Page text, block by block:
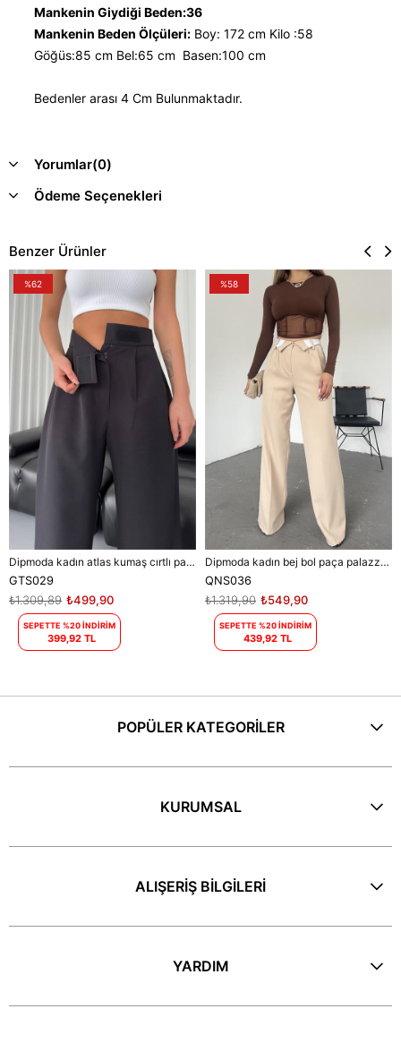
Mankenin Giydiği Beden:36
Mankenin Beden Ölçüleri: Boy: 172 cm Kilo :58
Göğüs:85 cm Bel:65 cm Basen:100 cm
Bedenler arası 4 Cm Bulunmaktadır.
Yorumlar(0)
Ödeme Seçenekleri
Benzer Ürünler
Dipmoda kadın atlas kumaş cırtlı palazzo pantolon DPGTS029 - Siyah
GTS029
₺499,90
₺1.309,89
SEPETTE %20 İNDİRİM
399,92 TL
%62
Dipmoda kadın bej bol paça palazzo kumaş pantolon DPQNS036
QNS036
₺549,90
₺1.319,90
SEPETTE %20 İNDİRİM
439,92 TL
%58
POPÜLER KATEGORİLER
KURUMSAL
ALIŞERİŞ BİLGİLERİ
YARDIM